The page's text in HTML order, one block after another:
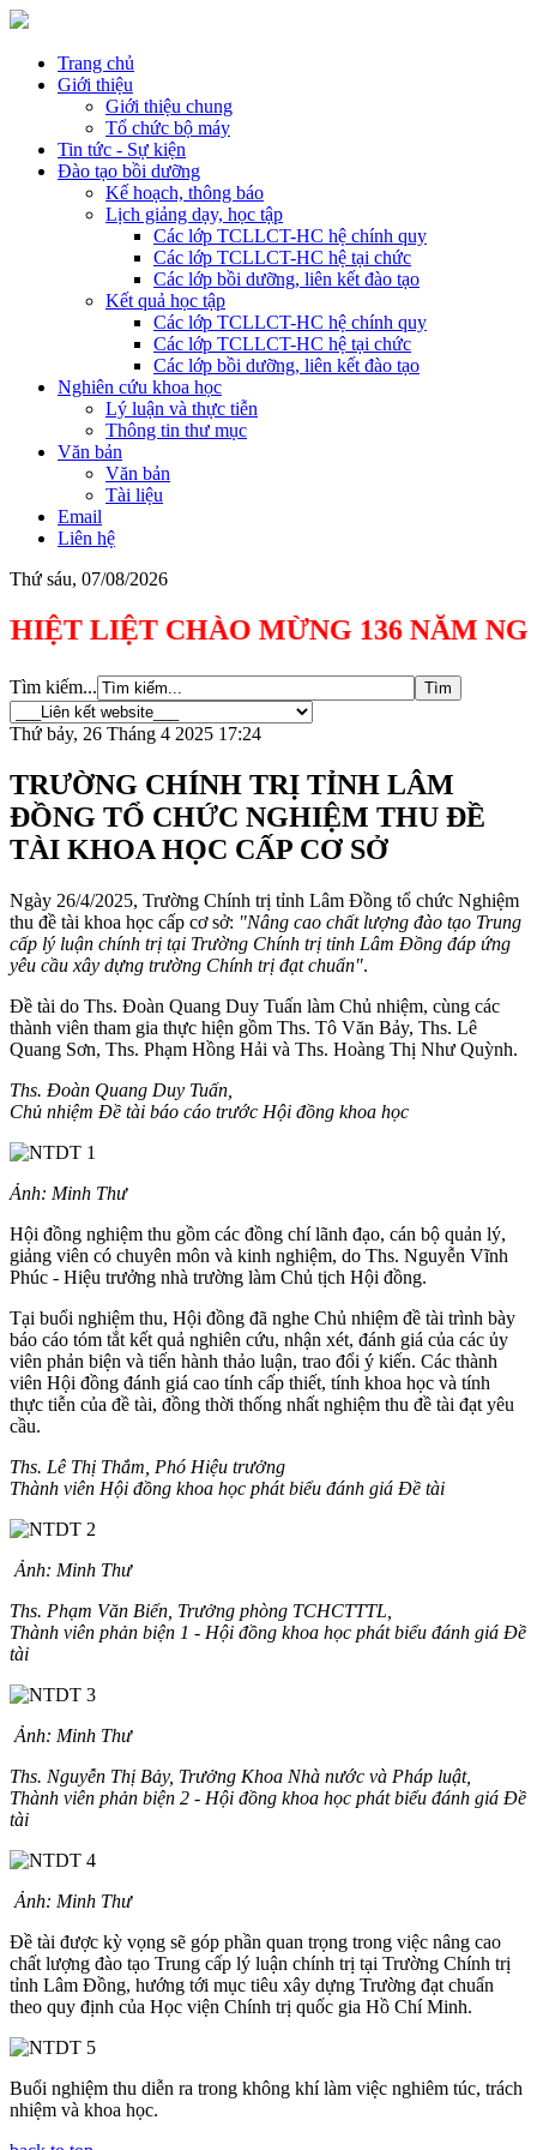
Trang chủ
Giới thiệu
Giới thiệu chung
Tổ chức bộ máy
Tin tức - Sự kiện
Đào tạo bồi dưỡng
Kế hoạch, thông báo
Lịch giảng dạy, học tập
Các lớp TCLLCT-HC hệ chính quy
Các lớp TCLLCT-HC hệ tại chức
Các lớp bồi dưỡng, liên kết đào tạo
Kết quả học tập
Các lớp TCLLCT-HC hệ chính quy
Các lớp TCLLCT-HC hệ tại chức
Các lớp bồi dưỡng, liên kết đào tạo
Nghiên cứu khoa học
Lý luận và thực tiễn
Thông tin thư mục
Văn bản
Văn bản
Tài liệu
Email
Liên hệ
Thứ sáu, 07/08/2026
LIỆT CHÀO MỪNG 136 NĂM NGÀY
Tìm kiếm...
Thứ bảy, 26 Tháng 4 2025 17:24
TRƯỜNG CHÍNH TRỊ TỈNH LÂM
ĐỒNG TỔ CHỨC NGHIỆM THU ĐỀ
TÀI KHOA HỌC CẤP CƠ SỞ
Ngày 26/4/2025, Trường Chính trị tỉnh Lâm Đồng tổ chức Nghiệm
thu đề tài khoa học cấp cơ sở: "Nâng cao chất lượng đào tạo Trung
cấp lý luận chính trị tại Trường Chính trị tỉnh Lâm Đồng đáp ứng
yêu cầu xây dựng trường Chính trị đạt chuẩn".
Đề tài do Ths. Đoàn Quang Duy Tuấn làm Chủ nhiệm, cùng các
thành viên tham gia thực hiện gồm Ths. Tô Văn Bảy, Ths. Lê
Quang Sơn, Ths. Phạm Hồng Hải và Ths. Hoàng Thị Như Quỳnh.
Ths. Đoàn Quang Duy Tuấn,
Chủ nhiệm Đề tài báo cáo trước Hội đồng khoa học
Ảnh: Minh Thư
Hội đồng nghiệm thu gồm các đồng chí lãnh đạo, cán bộ quản lý,
giảng viên có chuyên môn và kinh nghiệm, do Ths. Nguyễn Vĩnh
Phúc - Hiệu trưởng nhà trường làm Chủ tịch Hội đồng.
Tại buổi nghiệm thu, Hội đồng đã nghe Chủ nhiệm đề tài trình bày
báo cáo tóm tắt kết quả nghiên cứu, nhận xét, đánh giá của các ủy
viên phản biện và tiến hành thảo luận, trao đổi ý kiến. Các thành
viên Hội đồng đánh giá cao tính cấp thiết, tính khoa học và tính
thực tiễn của đề tài, đồng thời thống nhất nghiệm thu đề tài đạt yêu
cầu.
Ths. Lê Thị Thắm, Phó Hiệu trưởng
Thành viên Hội đồng khoa học phát biểu đánh giá Đề tài
Ảnh: Minh Thư
Ths. Phạm Văn Biển, Trưởng phòng TCHCTTTL,
Thành viên phản biện 1 - Hội đồng khoa học phát biểu đánh giá Đề
tài
Ảnh: Minh Thư
Ths. Nguyễn Thị Bảy, Trưởng Khoa Nhà nước và Pháp luật,
Thành viên phản biện 2 - Hội đồng khoa học phát biểu đánh giá Đề
tài
Ảnh: Minh Thư
Đề tài được kỳ vọng sẽ góp phần quan trọng trong việc nâng cao
chất lượng đào tạo Trung cấp lý luận chính trị tại Trường Chính trị
tỉnh Lâm Đồng, hướng tới mục tiêu xây dựng Trường đạt chuẩn
theo quy định của Học viện Chính trị quốc gia Hồ Chí Minh.
Buổi nghiệm thu diễn ra trong không khí làm việc nghiêm túc, trách
nhiệm và khoa học.